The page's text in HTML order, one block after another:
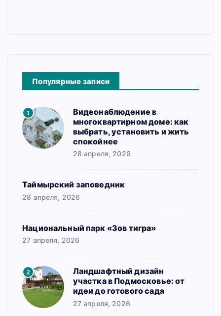
Популярные записи
1
Видеонаблюдение в
многоквартирном доме: как
выбрать, установить и жить
спокойнее
28 апреля, 2026
Таймырский заповедник
28 апреля, 2026
Национальный парк «Зов тигра»
27 апреля, 2026
2
Ландшафтный дизайн
участка в Подмосковье: от
идеи до готового сада
27 апреля, 2026